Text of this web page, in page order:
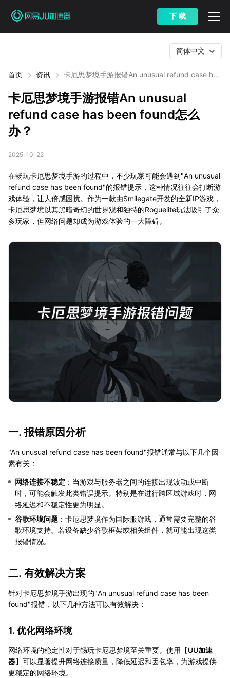
下 载
首页 资讯
卡厄思梦境手游报错An unusual refund case has
简体中文
卡厄思梦境手游报错An unusual
refund case has been found怎么
办？
2025-10-22
在畅玩卡厄思梦境手游的过程中，不少玩家可能会遇到"An unusual
refund case has been found"的报错提示，这种情况往往会打断游
戏体验，让人倍感困扰。作为一款由Smilegate开发的全新IP游戏，
卡厄思梦境以其黑暗奇幻的世界观和独特的Roguelite玩法吸引了众
多玩家，但网络问题却成为游戏体验的一大障碍。
一. 报错原因分析
"An unusual refund case has been found"报错通常与以下几个因
素有关：
网络连接不稳定 ：当游戏与服务器之间的连接出现波动或中断
时，可能会触发此类错误提示。特别是在进行跨区域游戏时，网
络延迟和不稳定性更为明显。
谷歌环境问题 ：卡厄思梦境作为国际服游戏，通常需要完整的谷
歌环境支持。若设备缺少谷歌框架或相关组件，就可能出现这类
报错情况。
二. 有效解决方案
针对卡厄思梦境手游出现的"An unusual refund case has been
found"报错，以下几种方法可以有效解决：
1. 优化网络环境
网络环境的稳定性对于畅玩卡厄思梦境至关重要。使用【UU加速
器】可以显著提升网络连接质量，降低延迟和丢包率，为游戏提供
更稳定的网络环境。